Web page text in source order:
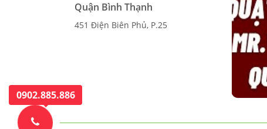
Quận Bình Thạnh
451 Điện Biên Phủ, P.25
0902.885.886